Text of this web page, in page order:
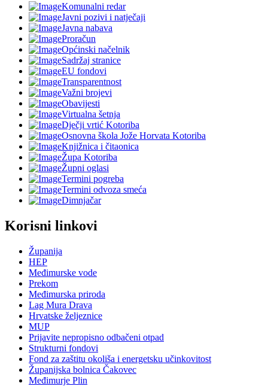
Komunalni redar
Javni pozivi i natječaji
Javna nabava
Proračun
Općinski načelnik
Sadržaj stranice
EU fondovi
Transparentnost
Važni brojevi
Obavijesti
Virtualna šetnja
Dječji vrtić Kotoriba
Osnovna škola Jože Horvata Kotoriba
Knjižnica i čitaonica
Župa Kotoriba
Župni oglasi
Termini pogreba
Termini odvoza smeća
Dimnjačar
Korisni linkovi
Županija
HEP
Međimurske vode
Prekom
Međimurska priroda
Lag Mura Drava
Hrvatske željeznice
MUP
Prijavite nepropisno odbačeni otpad
Strukturni fondovi
Fond za zaštitu okoliša i energetsku učinkovitost
Županijska bolnica Čakovec
Međimurje Plin